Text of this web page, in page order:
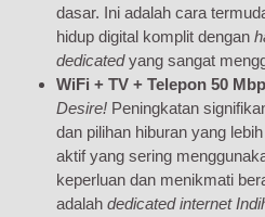
dasar. Ini adalah cara
hidup digital komplit dengan
dedicatedyang sangat
WiFi + TV + Telepon 50
Desire! Peningkatan
dan pilihan hiburan yang
aktif yang sering
keperluan dan menikmati
adalah dedicated internet